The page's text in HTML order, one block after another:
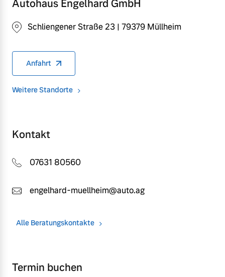
Autohaus Engelhard GmbH
Schliengener Straße 23 | 79379 Müllheim
Anfahrt
Weitere Standorte
Kontakt
07631 80560
engelhard-muellheim@auto.ag
Alle Beratungskontakte
Termin buchen